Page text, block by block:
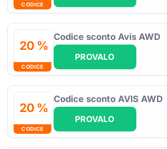
CODICE
20 %
CODICE
Codice sconto Avis AWD
PROVALO
20 %
CODICE
Codice sconto AVIS AWD
PROVALO